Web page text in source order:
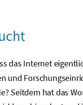
das Internet
und
Seitdem hat das